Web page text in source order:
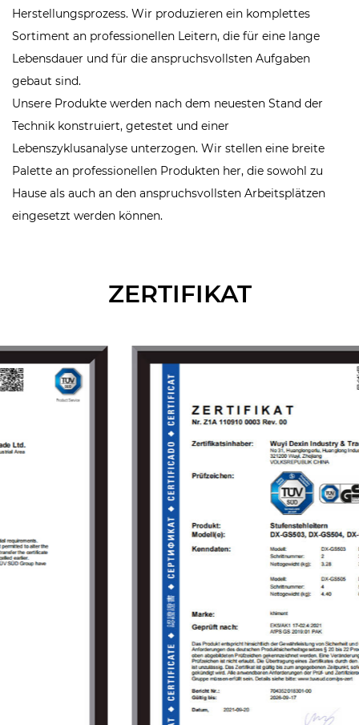
Herstellungsprozess. Wir produzieren ein komplettes
Sortiment an professionellen Leitern, die für eine lange
Lebensdauer und für die anspruchsvollsten Aufgaben
gebaut sind.
Unsere Produkte werden nach dem neuesten Stand der
Technik konstruiert, getestet und einer
Lebenszyklusanalyse unterzogen. Wir stellen eine breite
Palette an professionellen Produkten her, die sowohl zu
Hause als auch an den anspruchsvollsten Arbeitsplätzen
eingesetzt werden können.
ZERTIFIKAT